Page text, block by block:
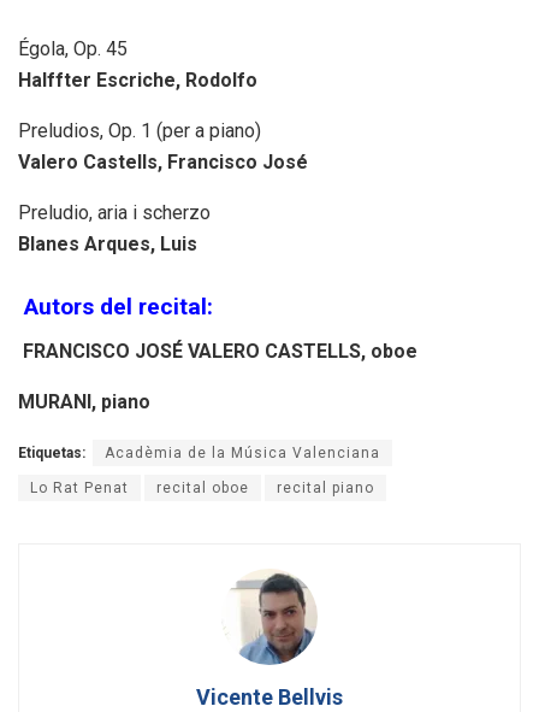
Égola, Op. 45
Halffter Escriche, Rodolfo
Preludios, Op. 1 (per a piano)
Valero Castells, Francisco José
Preludio, aria i scherzo
Blanes Arques, Luis
Autors del recital:
FRANCISCO JOSÉ VALERO CASTELLS, oboe
MURANI, piano
Etiquetas: Acadèmia de la Música Valenciana
Lo Rat Penat recital oboe recital piano
Vicente Bellvis